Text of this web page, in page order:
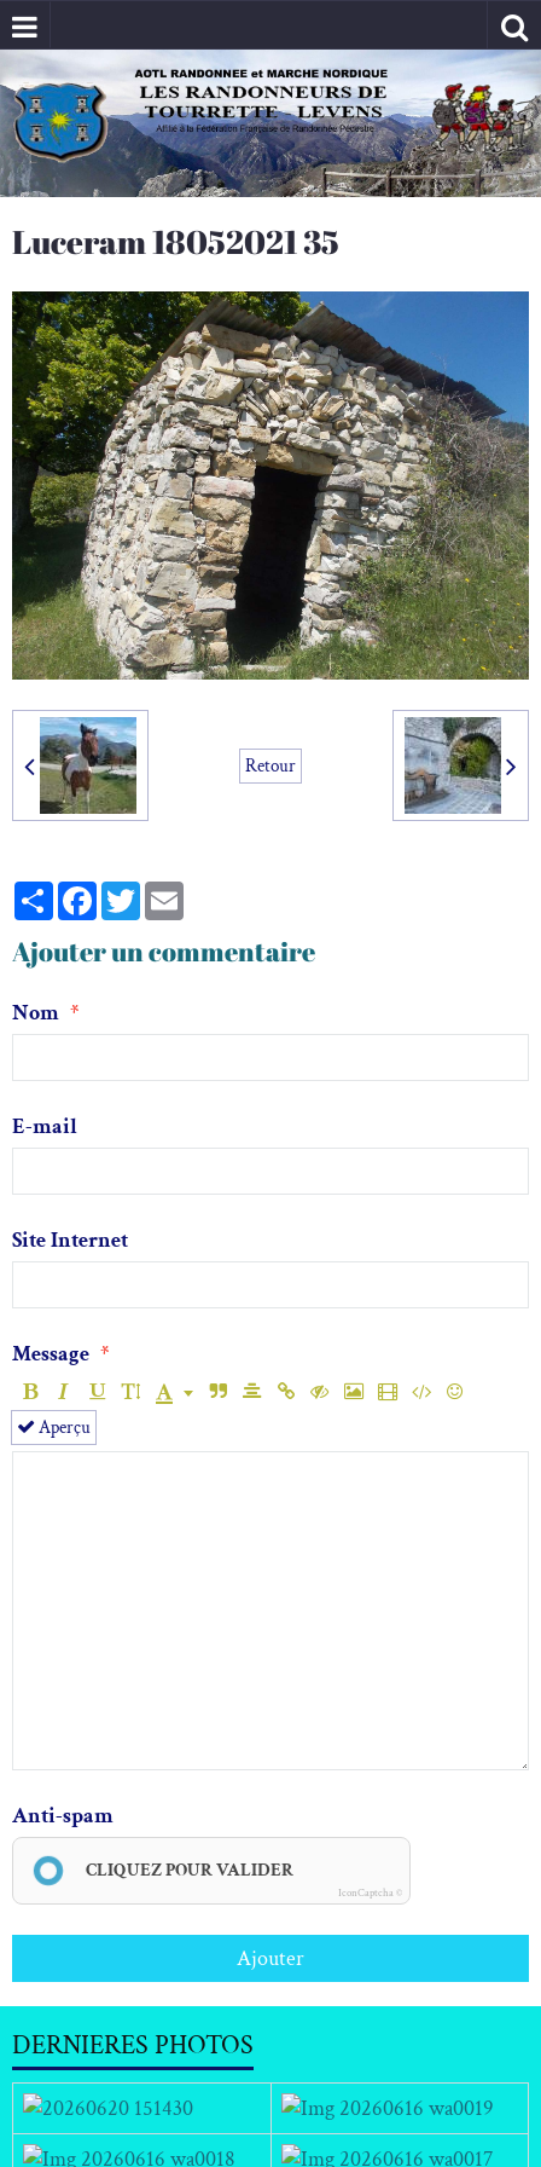
Luceram 18052021 35
Retour
PartagerFacebook
Twitter
Ajouter un commentaire
Nom
E-mail
Site Internet
Message
Aperçu
Anti-spam
CLIQUEZ POUR VALIDER
IconCaptcha ©
Ajouter
DERNIERES PHOTOS